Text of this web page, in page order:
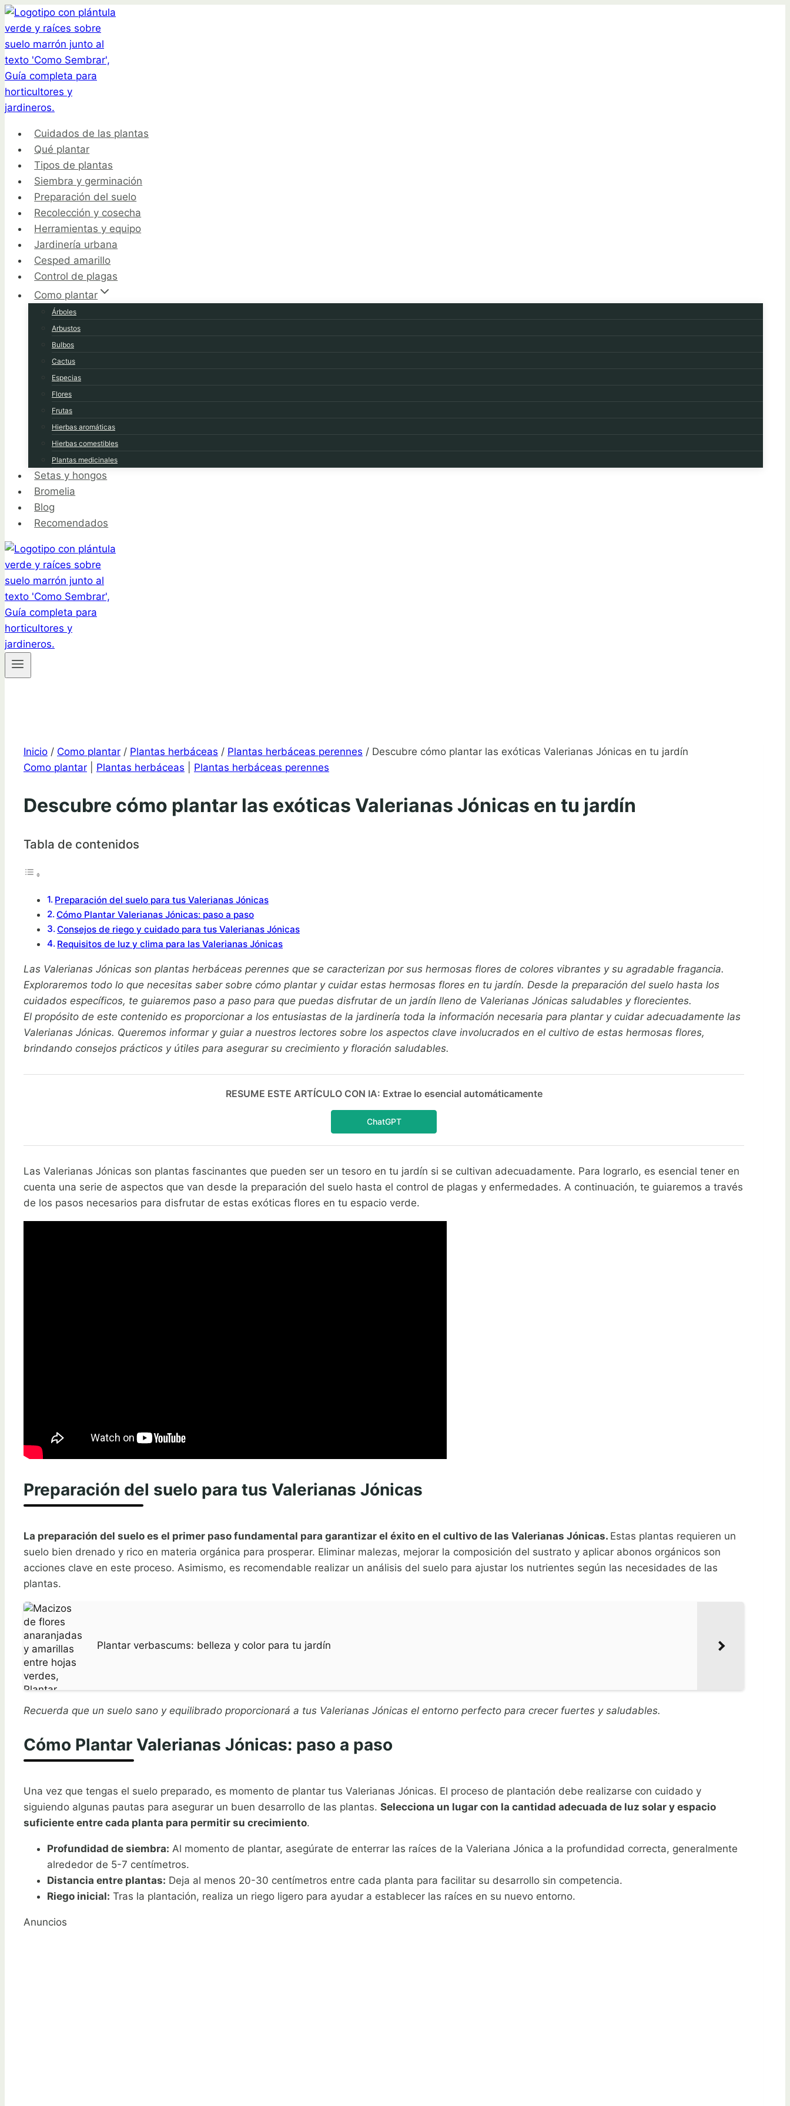
Saltar
al
contenido
Cuidados de las plantas
Qué plantar
Tipos de plantas
Siembra y germinación
Preparación del suelo
Recolección y cosecha
Herramientas y equipo
Jardinería urbana
Cesped amarillo
Control de plagas
Como plantar
Árboles
Arbustos
Bulbos
Cactus
Especias
Flores
Frutas
Hierbas aromáticas
Hierbas comestibles
Plantas medicinales
Setas y hongos
Bromelia
Blog
Recomendados
Inicio / Como plantar / Plantas herbáceas / Plantas herbáceas perennes / Descubre cómo plantar las exóticas Valerianas Jónicas en tu jardín
Como plantar
Plantas herbáceas Plantas herbáceas perennes
Descubre cómo plantar las exóticas Valerianas Jónicas en tu jardín
Tabla de contenidos
Preparación del suelo para tus Valerianas Jónicas
Cómo Plantar Valerianas Jónicas: paso a paso
Consejos de riego y cuidado para tus Valerianas Jónicas
Requisitos de luz y clima para las Valerianas Jónicas
Las Valerianas Jónicas son plantas herbáceas perennes que se caracterizan por sus hermosas flores de colores vibrantes y su agradable fragancia.
Exploraremos todo lo que necesitas saber sobre cómo plantar y cuidar estas hermosas flores en tu jardín. Desde la preparación del suelo hasta los
cuidados específicos, te guiaremos paso a paso para que puedas disfrutar de un jardín lleno de Valerianas Jónicas saludables y florecientes.
El propósito de este contenido es proporcionar a los entusiastas de la jardinería toda la información necesaria para plantar y cuidar adecuadamente las
Valerianas Jónicas. Queremos informar y guiar a nuestros lectores sobre los aspectos clave involucrados en el cultivo de estas hermosas flores,
brindando consejos prácticos y útiles para asegurar su crecimiento y floración saludables.
RESUME ESTE ARTÍCULO CON IA: Extrae lo esencial automáticamente
ChatGPT
Las Valerianas Jónicas son plantas fascinantes que pueden ser un tesoro en tu jardín si se cultivan adecuadamente. Para lograrlo, es esencial tener en
cuenta una serie de aspectos que van desde la preparación del suelo hasta el control de plagas y enfermedades. A continuación, te guiaremos a través
de los pasos necesarios para disfrutar de estas exóticas flores en tu espacio verde.
Preparación del suelo para tus Valerianas Jónicas
La preparación del suelo es el primer paso fundamental para garantizar el éxito en el cultivo de las Valerianas Jónicas. Estas plantas requieren un
suelo bien drenado y rico en materia orgánica para prosperar. Eliminar malezas, mejorar la composición del sustrato y aplicar abonos orgánicos son
acciones clave en este proceso. Asimismo, es recomendable realizar un análisis del suelo para ajustar los nutrientes según las necesidades de las
plantas.
Plantar verbascums: belleza y color para tu jardín
Recuerda que un suelo sano y equilibrado proporcionará a tus Valerianas Jónicas el entorno perfecto para crecer fuertes y saludables.
Cómo Plantar Valerianas Jónicas: paso a paso
Una vez que tengas el suelo preparado, es momento de plantar tus Valerianas Jónicas. El proceso de plantación debe realizarse con cuidado y
siguiendo algunas pautas para asegurar un buen desarrollo de las plantas. Selecciona un lugar con la cantidad adecuada de luz solar y espacio
suficiente entre cada planta para permitir su crecimiento.
Profundidad de siembra: Al momento de plantar, asegúrate de enterrar las raíces de la Valeriana Jónica a la profundidad correcta, generalmente
alrededor de 5-7 centímetros.
Distancia entre plantas: Deja al menos 20-30 centímetros entre cada planta para facilitar su desarrollo sin competencia.
Riego inicial: Tras la plantación, realiza un riego ligero para ayudar a establecer las raíces en su nuevo entorno.
Anuncios